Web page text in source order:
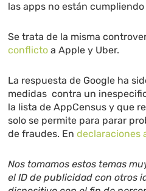
las apps no están
Se trata de la misma
conflicto a Apple y Uber.
La respuesta de Google ha
medidas contra un
la lista de AppCensus y que
solo se permite para parar
de fraudes. Endeclaraciones
Nos tomamos estos temas
el ID de publicidad con otros